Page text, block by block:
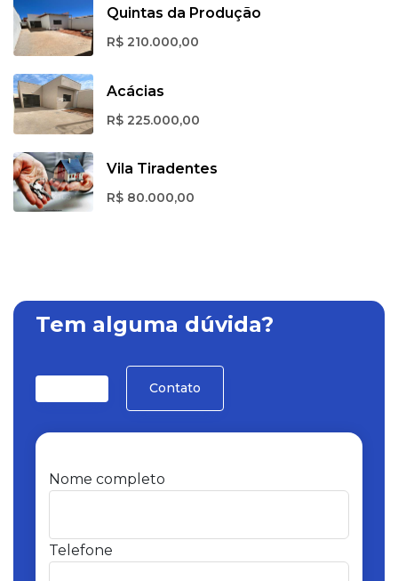
Quintas da Produção
R$ 210.000,00
Acácias
R$ 225.000,00
Vila Tiradentes
R$ 80.000,00
Tem alguma dúvida?
Contato
Nome completo
Telefone